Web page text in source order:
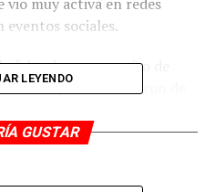
sociales.
falta de compromiso de
a quienes acusaron de
LEYENDO
GUSTAR